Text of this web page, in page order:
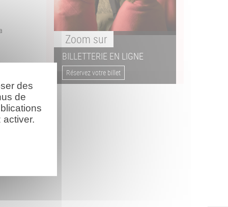
Zoom sur
BILLETTERIE EN LIGNE
Réservez votre billet
des
de